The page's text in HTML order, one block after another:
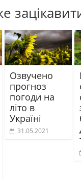
Озвучено
прогноз
погоди на
літо в
Україні
31.05.2021